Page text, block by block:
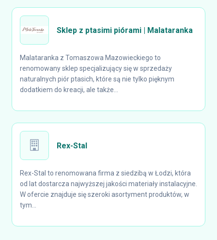
Sklep z ptasimi piórami | Malataranka
Malataranka z Tomaszowa Mazowieckiego to
renomowany sklep specjalizujący się w sprzedaży
naturalnych piór ptasich, które są nie tylko pięknym
dodatkiem do kreacji, ale także...
Rex-Stal
Rex-Stal to renomowana firma z siedzibą w Łodzi, która
od lat dostarcza najwyższej jakości materiały instalacyjne.
W ofercie znajduje się szeroki asortyment produktów, w
tym...